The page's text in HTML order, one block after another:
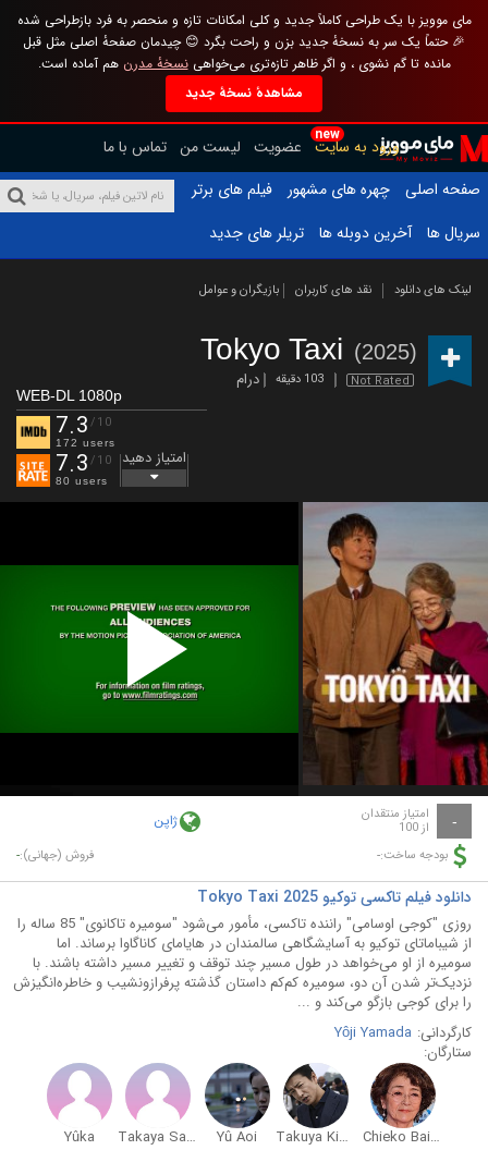
مای موویز با یک طراحی کاملاً جدید و کلی امکانات تازه و منحصر به فرد بازطراحی شده
🎉 حتماً یک سر به نسخهٔ جدید بزن و راحت بگرد 😊 چیدمان صفحهٔ اصلی مثل قبل
مانده تا گم نشوی ، و اگر ظاهر تازه‌تری می‌خواهینسخهٔ مدرن هم آماده است.
مشاهدهٔ نسخهٔ جدید
new
ورود به سایت عضویت لیست من تماس با ما
صفحه اصلی
چهره های مشهور
فیلم های برتر
سریال ها
آخرین دوبله ها تریلر های جدید
لینک های دانلود نقد های کاربران بازیگران و عوامل
Tokyo Taxi (2025)
Not Rated 103 دقیقه درام
WEB-DL 1080p
7.3 /10
172 users
7.3 /10
80 users
امتیاز دهید
Play
Video
- امتیاز منتقدان
از 100 ژاپن
بودجه ساخت:- فروش (جهانی):-
دانلود فیلم تاکسی توکیو Tokyo Taxi 2025
روزی "کوجی اوسامی" راننده تاکسی، مأمور می‌شود "سومیره تاکانوی" 85 ساله را
از شیباماتای توکیو به آسایشگاهی سالمندان در هایامای کاناگاوا برساند. اما
سومیره از او می‌خواهد در طول مسیر چند توقف و تغییر مسیر داشته باشند. با
نزدیک‌تر شدن آن دو، سومیره کم‌کم داستان گذشته پرفرازونشیب و خاطره‌انگیزش
را برای کوجی بازگو می‌کند و ...
کارگردانی: Yôji Yamada
ستارگان:
Chieko Baishô
Takuya Kimura
Yû Aoi
Takaya Sakoda
Yûka